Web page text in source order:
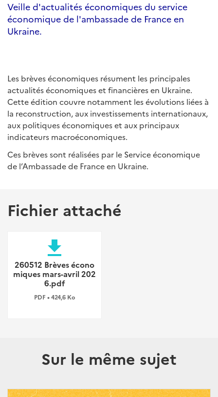
Veille d'actualités économiques du service
économique de l'ambassade de France en
Ukraine.
Les brèves économiques résument les principales
actualités économiques et financières en Ukraine.
Cette édition couvre notamment les évolutions liées à
la reconstruction, aux investissements internationaux,
aux politiques économiques et aux principaux
indicateurs macroéconomiques.
Ces brèves sont réalisées par le Service économique
de l’Ambassade de France en Ukraine.
Fichier attaché
file_download
260512 Brèves écono
miques mars-avril 202
6.pdf
PDF • 424,6 Ko
Sur le même sujet